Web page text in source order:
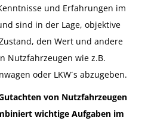
und Erfahrungen im
sind in der Lage, objektive
den Wert und andere
Nutzfahrzeugen wie z.B.
oder LKW´s abzugeben.
von Nutzfahrzeugen
wichtige Aufgaben im